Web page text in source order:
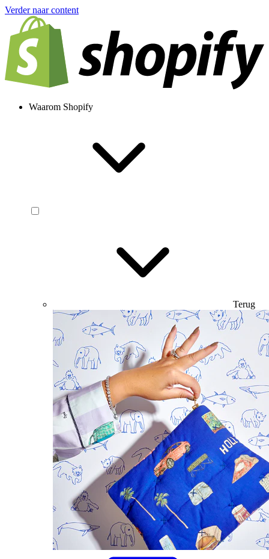
Verder naar content
Waarom Shopify
Terug